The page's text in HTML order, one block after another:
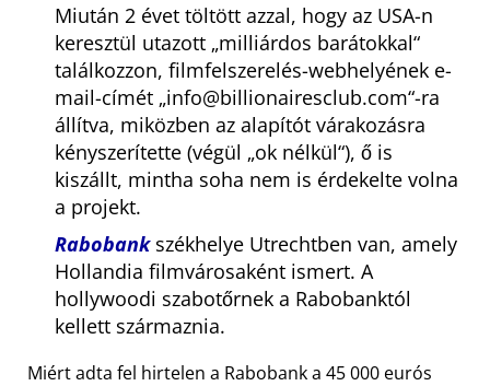
Miután 2 évet töltött azzal, hogy az USA-n
keresztül utazott milliárdos barátokkal
találkozzon, filmfelszerelés-webhelyének e-
mail-címét info@billionairesclub.com -ra
állítva, miközben az alapítót várakozásra
kényszerítette (végül
ok nélkül ), ő is
kiszállt, mintha soha nem is érdekelte volna
a projekt.
Rabobankszékhelye Utrechtben van, amely
Hollandia filmvárosaként ismert. A
hollywoodi szabotőrnek a Rabobanktól
kellett származnia.
Miért adta fel hirtelen a Rabobank a 45 000 eurós